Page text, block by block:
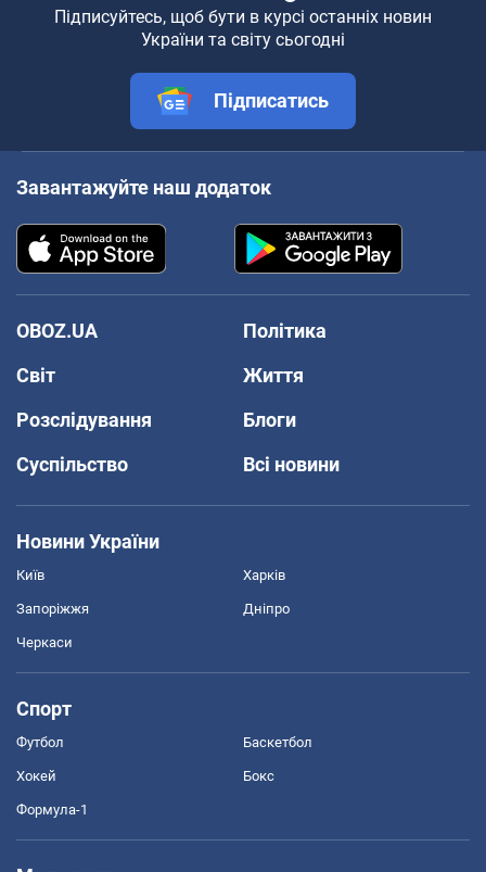
Підписуйтесь, щоб бути в курсі останніх новин
України та світу сьогодні
Підписатись
Завантажуйте наш додаток
OBOZ.UA
Політика
Світ
Життя
Розслідування
Блоги
Суспільство
Всі новини
Новини України
Київ Харків
Запоріжжя Дніпро
Черкаси
Спорт
Футбол Баскетбол
Хокей Бокс
Формула-1